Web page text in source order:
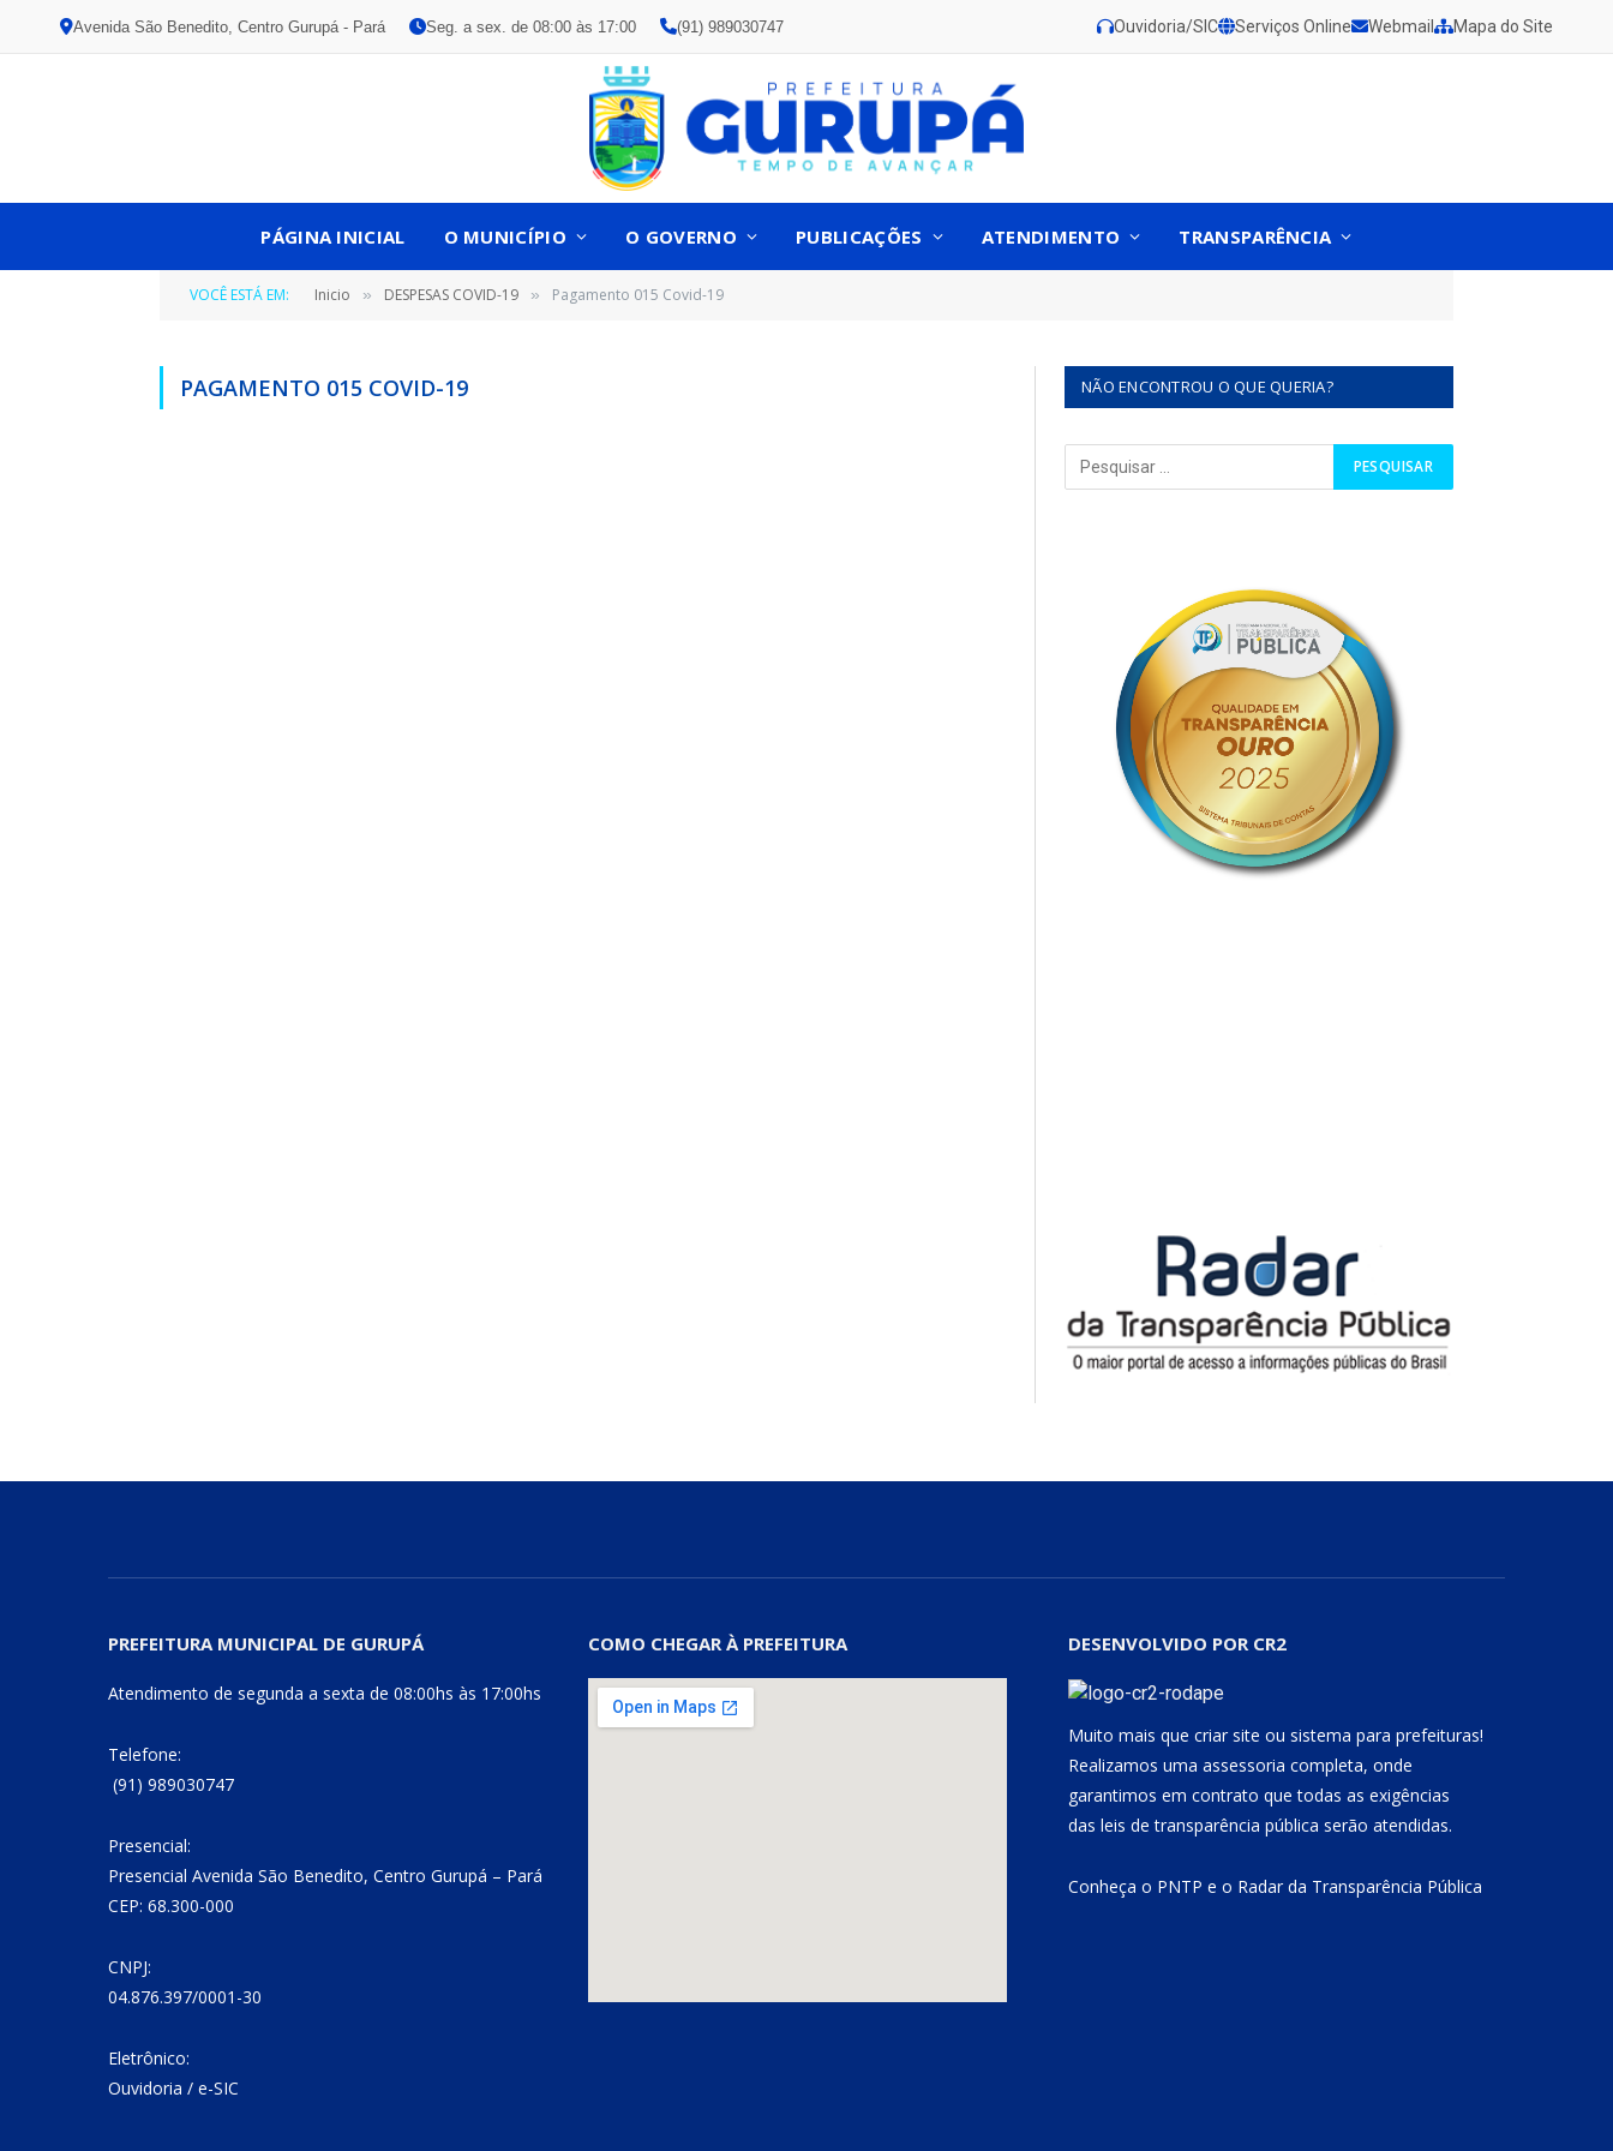
Avenida São Benedito, Centro Gurupá - Pará Seg. a sex. de 08:00 às 17:00 (91) 989030747 Ouvidoria/SIC Serviços Online Webmail Mapa do Site
PÁGINA INICIAL O MUNICÍPIO O GOVERNO PUBLICAÇÕES ATENDIMENTO TRANSPARÊNCIA
VOCÊ ESTÁ EM: Inicio » DESPESAS COVID-19 » Pagamento 015 Covid-19
PAGAMENTO 015 COVID-19 NÃO ENCONTROU O QUE QUERIA?
PREFEITURA MUNICIPAL DE GURUPÁ
Atendimento de segunda a sexta de 08:00hs às 17:00hs
Telefone:
(91) 989030747
Presencial:
Presencial Avenida São Benedito, Centro Gurupá – Pará
CEP: 68.300-000
CNPJ:
04.876.397/0001-30
Eletrônico:
Ouvidoria / e-SIC
COMO CHEGAR À PREFEITURA DESENVOLVIDO POR CR2
Muito mais que criar site ou sistema para prefeituras!
Realizamos uma assessoria completa, onde
garantimos em contrato que todas as exigências
das leis de transparência pública serão atendidas.
Conheça o PNTP e o Radar da Transparência Pública